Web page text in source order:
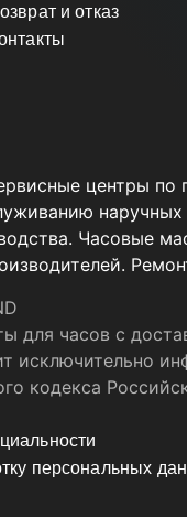
и отказ
центры по
Часовые
для часов с
исключительно
кодекса
персональных